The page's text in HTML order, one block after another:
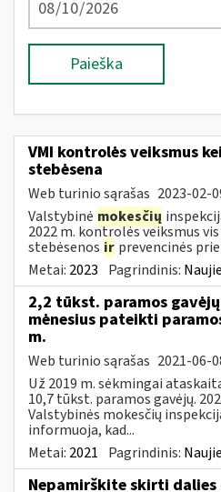
Paieška
VMI kontrolės veiksmus
stebėsena
Web turinio sąrašas 2023-02-
Valstybinė mokesčių
2022 m. kontrolės veiksmus
stebėsenos ir prevencinės
Metai: 2023 Pagrindinis:
2,2 tūkst. paramos
mėnesius pateikti
m.
Web turinio sąrašas 2021-06-
Už 2019 m. sėkmingai
10,7 tūkst. paramos gavėjų.
Valstybinės mokesčių
informuoja, kad...
Metai: 2021 Pagrindinis:
Nepamirškite skirti dalies